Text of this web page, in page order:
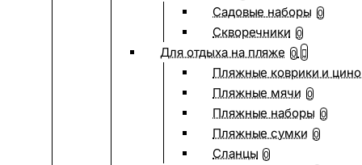
Садовые наборы 0
Скворечники 0
Для отдыха на пляже 0
Пляжные коврики и
Пляжные мячи 0
Пляжные наборы 0
Пляжные сумки 0
Сланцы 0